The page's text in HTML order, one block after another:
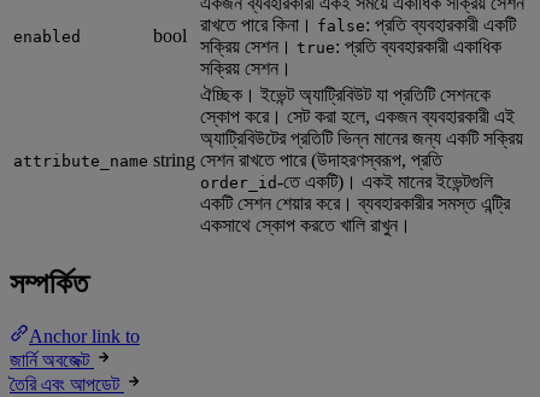
enabled bool
রাখতে পারে কিনা। false: প্রতি ব্যবহারকারী একটি
সক্রিয় সেশন। true: প্রতি ব্যবহারকারী একাধিক
সক্রিয় সেশন।
attribute_name string
ঐচ্ছিক। ইভেন্ট অ্যাট্রিবিউট যা প্রতিটি সেশনকে
স্কোপ করে। সেট করা হলে, একজন ব্যবহারকারী এই
অ্যাট্রিবিউটের প্রতিটি ভিন্ন মানের জন্য একটি সক্রিয়
সেশন রাখতে পারে (উদাহরণস্বরূপ, প্রতি
order_id-তে একটি)। একই মানের ইভেন্টগুলি
একটি সেশন শেয়ার করে। ব্যবহারকারীর সমস্ত এন্ট্রি
একসাথে স্কোপ করতে খালি রাখুন।
সম্পর্কিত
Anchor link to
জার্নি অবজেক্ট
তৈরি এবং আপডেট